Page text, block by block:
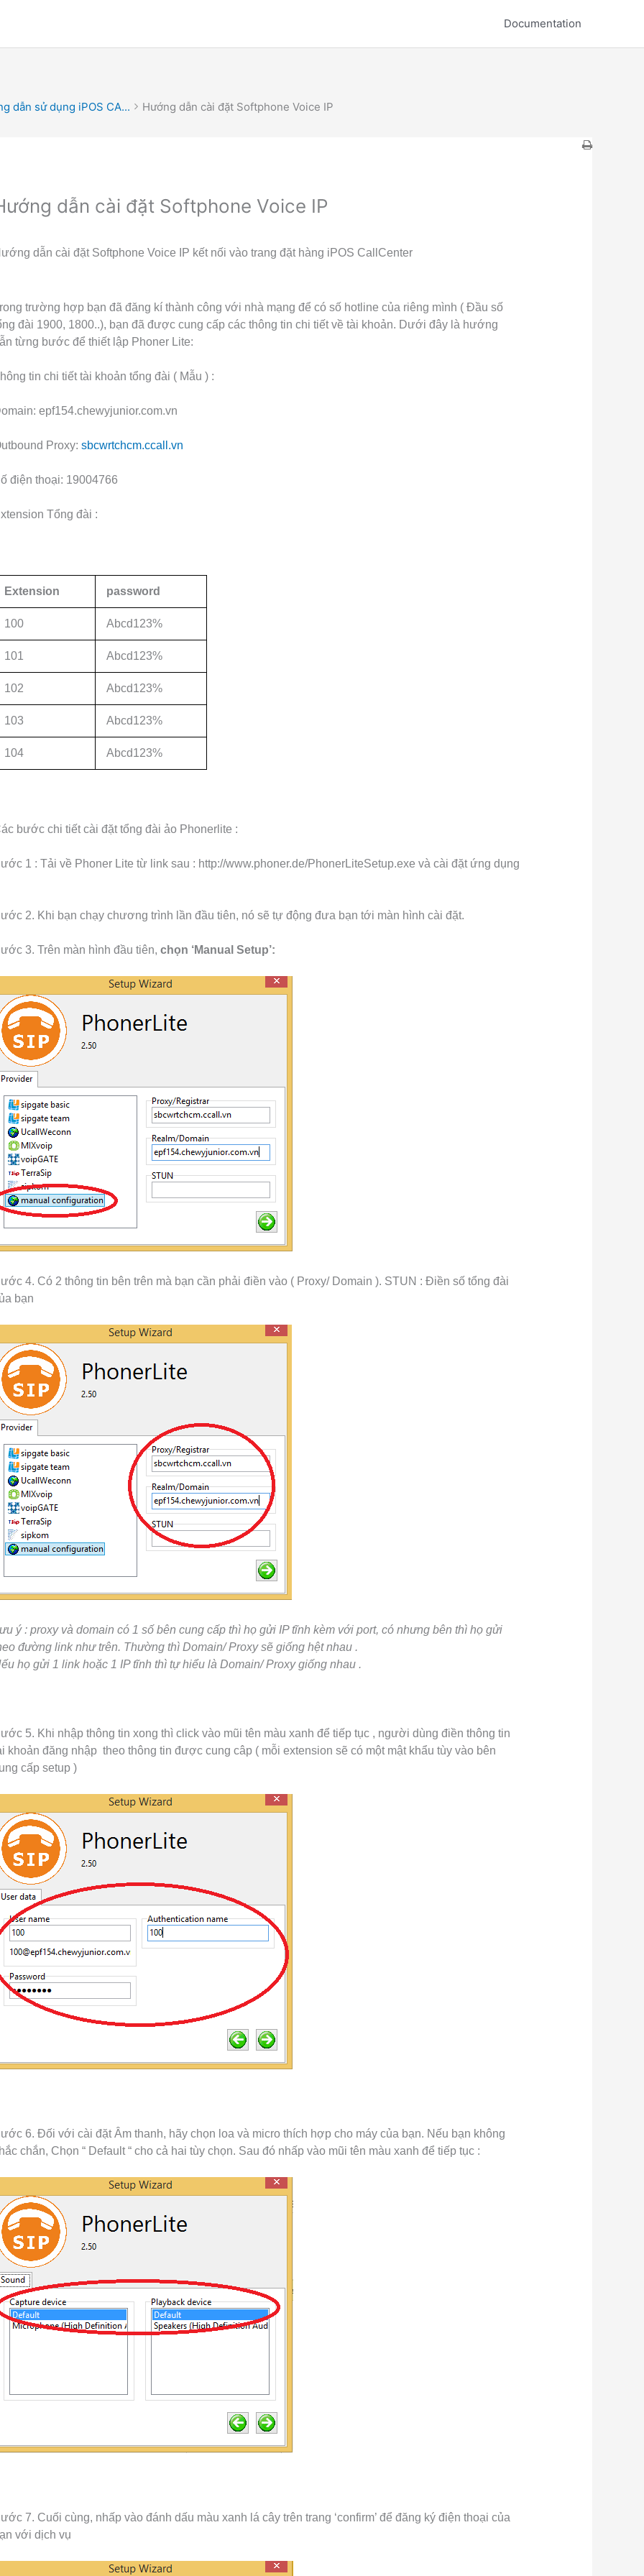
Documentation
dẫn sử dụng iPOS CA... Hướng dẫn cài đặt Softphone Voice IP
dẫn cài đặt Softphone Voice IP
dẫn cài đặt Softphone Voice IP kết nối vào trang đặt hàng iPOS CallCenter
trường hợp bạn đã đăng kí thành công với nhà mạng để có số hotline của riêng mình ( Đầu số
đài 1900, 1800..), bạn đã được cung cấp các thông tin chi tiết về tài khoản. Dưới đây là hướng
từng bước để thiết lập Phoner Lite:
tin chi tiết tài khoản tổng đài ( Mẫu ) :
epf154.chewyjunior.com.vn
Proxy:sbcwrtchcm.ccall.vn
điện thoại: 19004766
Tổng đài :
Extension password
100 Abcd123%
101 Abcd123%
102 Abcd123%
103 Abcd123%
104 Abcd123%
bước chi tiết cài đặt tổng đài ảo Phonerlite :
1 : Tải về Phoner Lite từ link sau : http://www.phoner.de/PhonerLiteSetup.exe và cài đặt ứng dụng
2. Khi bạn chạy chương trình lần đầu tiên, nó sẽ tự động đưa bạn tới màn hình cài đặt.
3. Trên màn hình đầu tiên,chọn ‘Manual Setup’:
4. Có 2 thông tin bên trên mà bạn cần phải điền vào ( Proxy/ Domain ). STUN : Điền số tổng đài
bạn
ý : proxy và domain có 1 số bên cung cấp thì họ gửi IP tĩnh kèm với port, có nhưng bên thì họ gửi
đường link như trên. Thường thì Domain/ Proxy sẽ giống hệt nhau .
họ gửi 1 link hoặc 1 IP tĩnh thì tự hiểu là Domain/ Proxy giống nhau .
5. Khi nhập thông tin xong thì click vào mũi tên màu xanh để tiếp tục , người dùng điền thông tin
khoản đăng nhập theo thông tin được cung câp ( mỗi extension sẽ có một mật khẩu tùy vào bên
cấp setup )
6. Đối với cài đặt Âm thanh, hãy chọn loa và micro thích hợp cho máy của bạn. Nếu bạn không
chắn, Chọn “ Default “ cho cả hai tùy chọn. Sau đó nhấp vào mũi tên màu xanh để tiếp tục :
7. Cuối cùng, nhấp vào đánh dấu màu xanh lá cây trên trang ‘confirm’ để đăng ký điện thoại của
với dịch vụ